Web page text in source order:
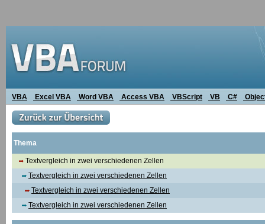
VBA Excel VBA Word VBA Access VBA VBScript VB C#
Thema
Textvergleich in zwei verschiedenen Zellen
Textvergleich in zwei verschiedenen Zellen
Textvergleich in zwei verschiedenen Zellen
Textvergleich in zwei verschiedenen Zellen